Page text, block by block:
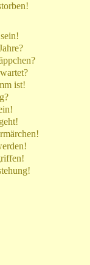
ist!